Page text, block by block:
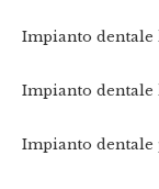
Impianto dentale
Impianto dentale
Impianto dentale